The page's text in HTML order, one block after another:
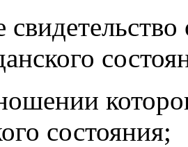
состояния;